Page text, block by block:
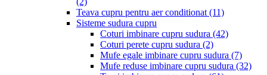
Teava cupru pentru aer conditionat (11)
Sisteme sudura cupru
Coturi imbinare cupru sudura (42)
Coturi perete cupru sudura (2)
Mufe egale imbinare cupru sudura (7)
Mufe reduse imbinare cupru sudura (32)